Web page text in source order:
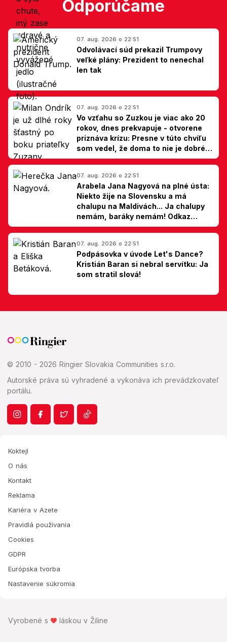
Odporúčame
07. aug. 2026 o 22:51
Odvolávací súd prekazil Trumpovy
veľké plány: Prezident to nenechal
len tak
07. aug. 2026 o 22:51
Vo vzťahu so Zuzkou je viac ako 20
rokov, dnes prekvapuje - otvorene
priznáva krízu: Presne v túto chvíľu
som vedel, že doma to nie je dobré,
hovorí Milan Ondrík
07. aug. 2026 o 22:51
Arabela Jana Nagyová na plné ústa:
Niekto žije na Slovensku a má
chalupu na Maldivách... Ja chalupy
nemám, baráky nemám! Odkaz
Slovákom
07. aug. 2026 o 22:51
Podpásovka v úvode Let's Dance?
Kristián Baran si nebral servítku: Ja
som stratil slová!
© 2010 - 2026 Ringier Slovakia Communities s.r.o.
Autorské práva sú vyhradené a vykonáva ich prevádzkovateľ
portálu.
Koktejl
O nás
Kontakt
Reklama
Kariéra v Azete
Pravidlá používania
Cookies
GDPR
Európska tvorba
Nastavenie súkromia
Vyrobené s láskou v Žiline